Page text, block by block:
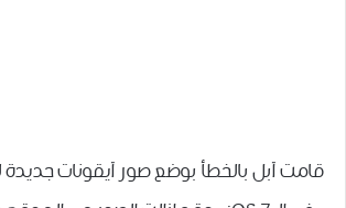
قامت آبل بالخطأ بوضع صور آيقونات